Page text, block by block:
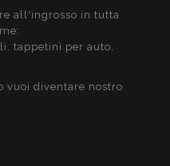
all'ingrosso in tutta
tappetini per auto,
vuoi diventare nostro
Funzionalità